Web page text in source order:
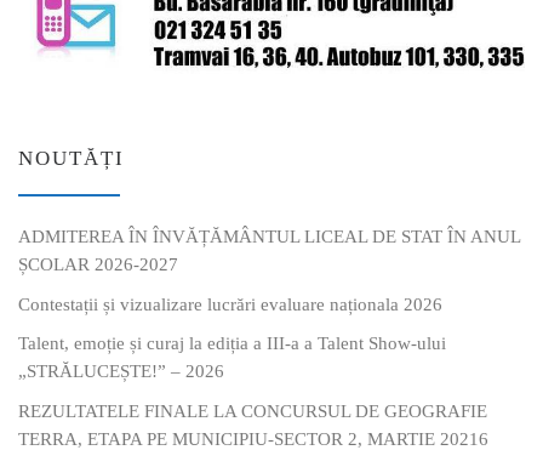
NOUTĂȚI
ADMITEREA ÎN ÎNVĂȚĂMÂNTUL LICEAL DE STAT ÎN ANUL
ȘCOLAR 2026-2027
Contestații și vizualizare lucrări evaluare naționala 2026
Talent, emoție și curaj la ediția a III-a a Talent Show-ului
„STRĂLUCEȘTE!” – 2026
REZULTATELE FINALE LA CONCURSUL DE GEOGRAFIE
TERRA, ETAPA PE MUNICIPIU-SECTOR 2, MARTIE 20216